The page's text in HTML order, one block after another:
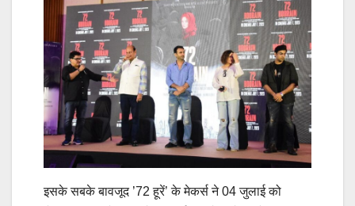
इसके‌ सबके बावजूद ’72 हूरें’ के मेकर्स ने 04 जुलाई को